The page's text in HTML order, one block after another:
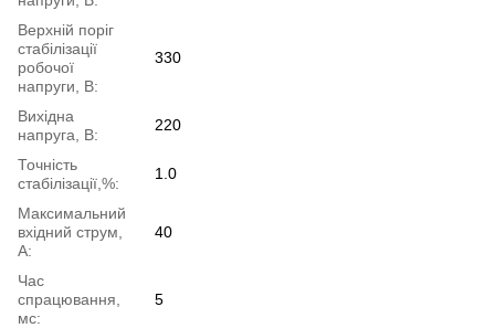
Верхній поріг
стабілізації
робочої
напруги, В:
330
Вихідна
напруга, В:
220
Точність
стабілізації,%:
1.0
Максимальний
вхідний струм,
А:
40
Час
спрацювання,
мс:
5